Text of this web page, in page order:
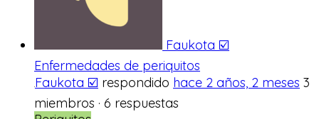
Faukota ☑️
Enfermedades de periquitos
Faukota ☑️ respondido hace 2 años, 2 meses 3
miembros · 6 respuestas